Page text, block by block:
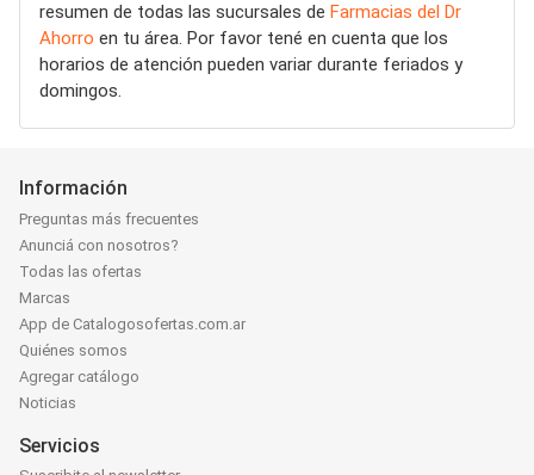
resumen de todas las sucursales de Farmacias del Dr
Ahorro en tu área. Por favor tené en cuenta que los
horarios de atención pueden variar durante feriados y
domingos.
Información
Preguntas más frecuentes
Anunciá con nosotros?
Todas las ofertas
Marcas
App de Catalogosofertas.com.ar
Quiénes somos
Agregar catálogo
Noticias
Servicios